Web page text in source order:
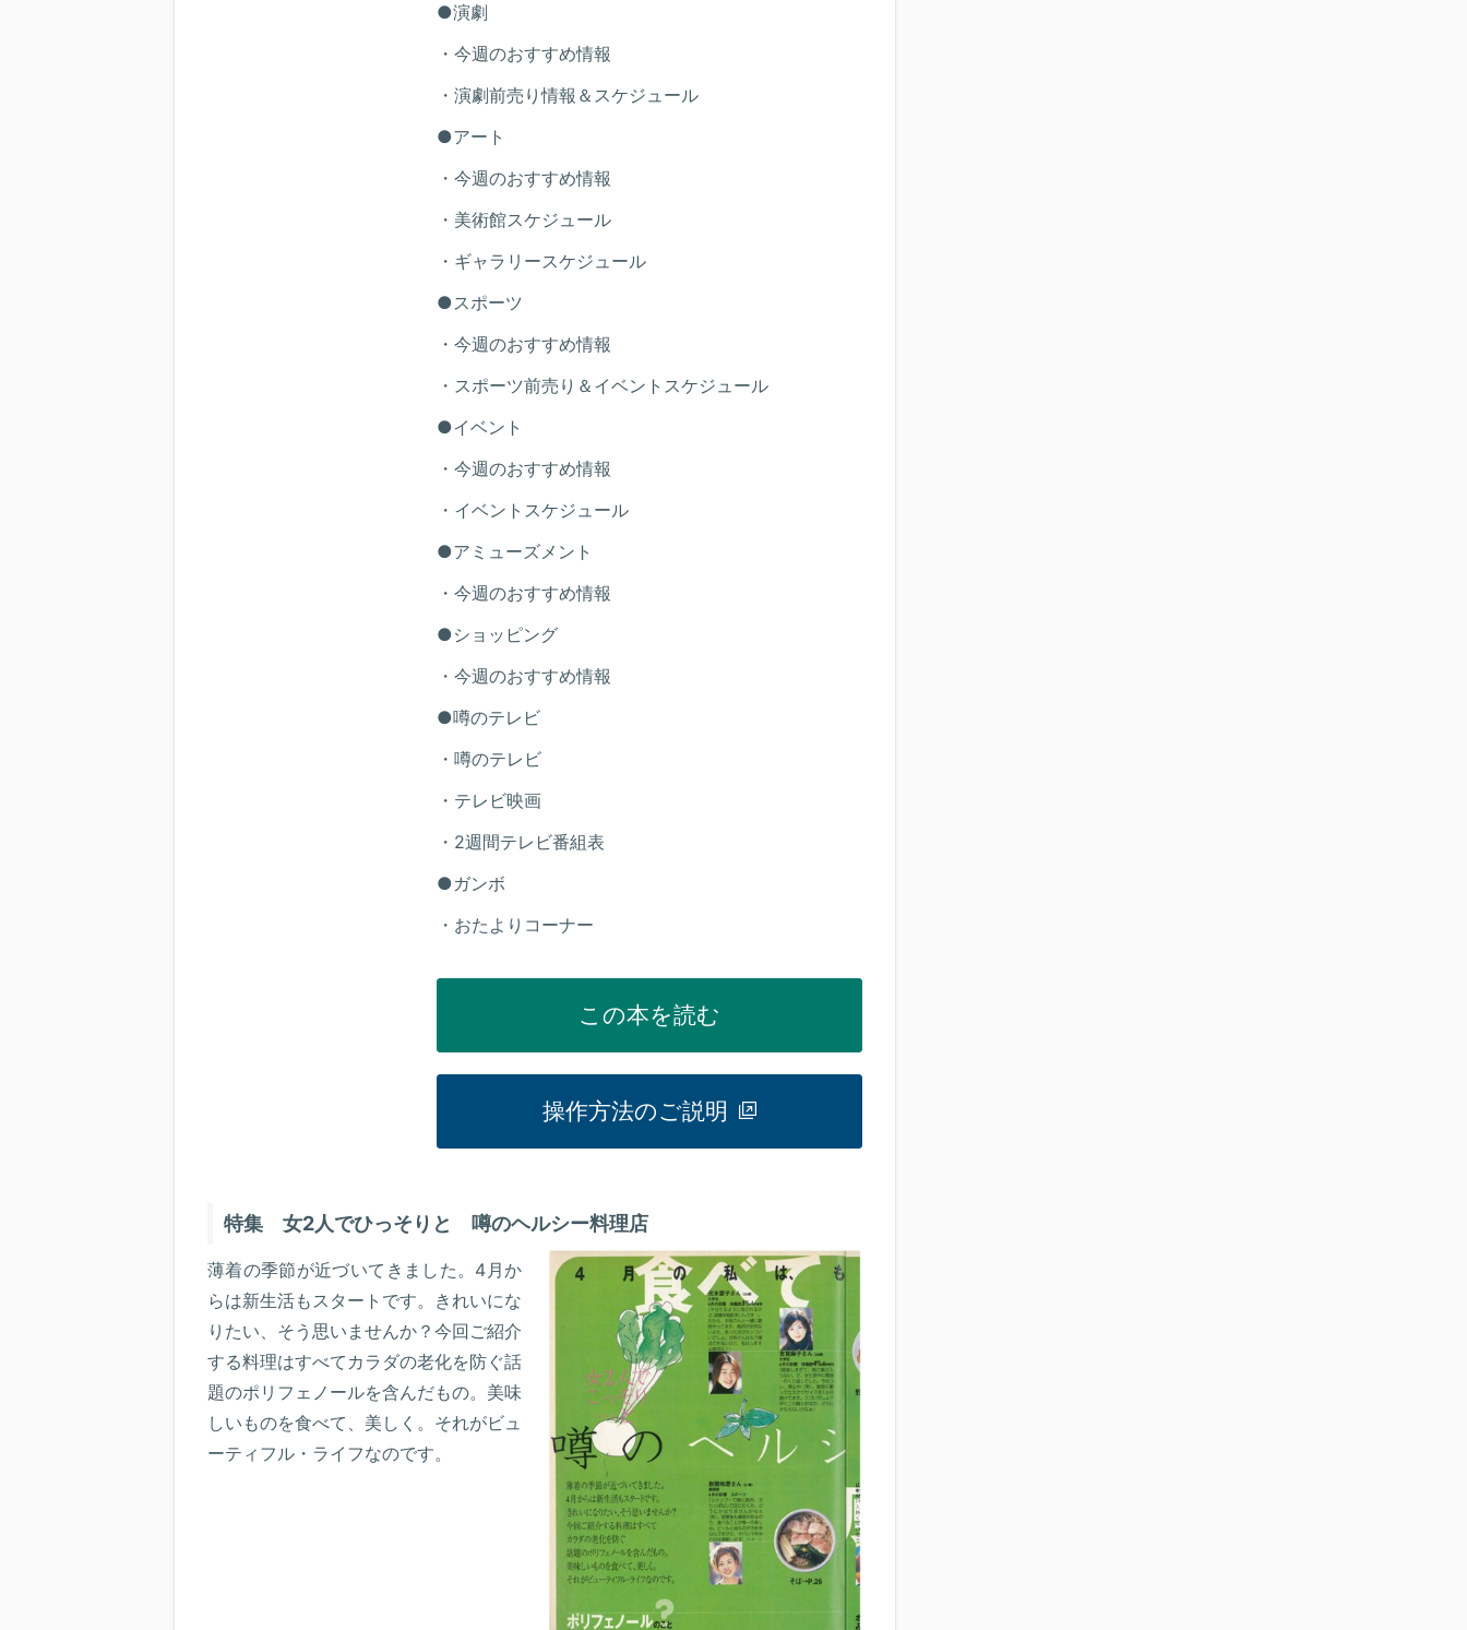
●演劇
・今週のおすすめ情報
・演劇前売り情報＆スケジュール
●アート
・今週のおすすめ情報
・美術館スケジュール
・ギャラリースケジュール
●スポーツ
・今週のおすすめ情報
・スポーツ前売り＆イベントスケジュール
●イベント
・今週のおすすめ情報
・イベントスケジュール
●アミューズメント
・今週のおすすめ情報
●ショッピング
・今週のおすすめ情報
●噂のテレビ
・噂のテレビ
・テレビ映画
・2週間テレビ番組表
●ガンボ
・おたよりコーナー
この本を読む
操作方法のご説明
特集 女2人でひっそりと 噂のヘルシー料理店
薄着の季節が近づいてきました。4月か
らは新生活もスタートです。きれいにな
りたい、そう思いませんか？今回ご紹介
する料理はすべてカラダの老化を防ぐ話
題のポリフェノールを含んだもの。美味
しいものを食べて、美しく。それがビュ
ーティフル・ライフなのです。